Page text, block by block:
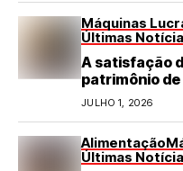
Máquinas
Últimas
A satisfação
patrimônio
JULHO 1, 2026
Alimentação
Últimas